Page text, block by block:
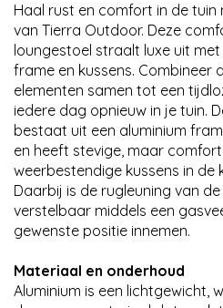
Haal rust en comfort in de tuin
van Tierra Outdoor. Deze
loungestoel straalt luxe uit
frame en kussens. Combineer
elementen samen tot een
iedere dag opnieuw in je tuin.
bestaat uit een aluminium
en heeft stevige, maar
weerbestendige kussens in de
Daarbij is de rugleuning van
verstelbaar middels een
gewenste positie innemen.
Materiaal en onderhoud
Aluminium is een lichtgewicht,